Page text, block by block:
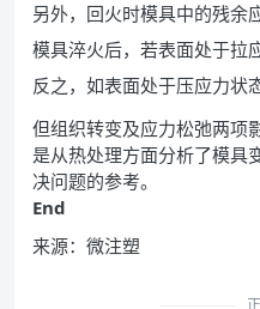
另外，回火时模具中的残余
模具淬火后，若表面处于拉
反之，如表面处于压应力状
但组织转变及应力松弛两项
是从热处理方面分析了模具
决问题的参考。
End
来源：微注塑